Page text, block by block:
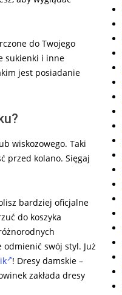
do Twojego
sukienki i inne
jest posiadanie
wiskozowego. Taki
przed kolano. Sięgaj
bardziej oficjalne
do koszyka
swój styl. Już
! Dresy damskie –
zakłada dresy